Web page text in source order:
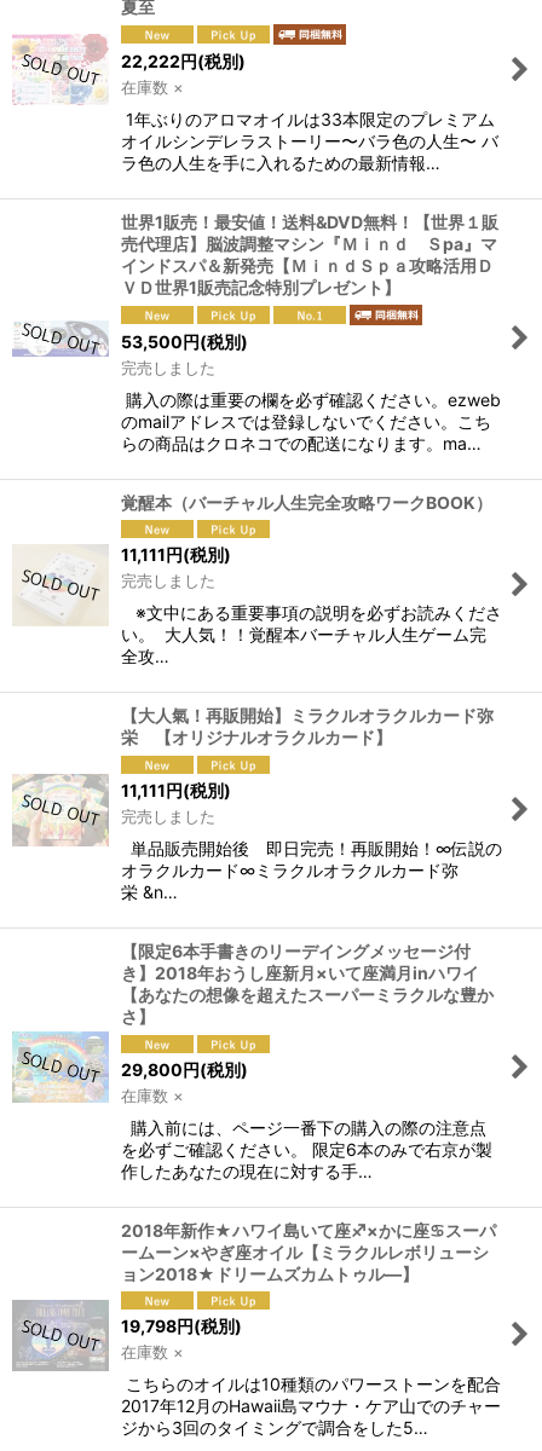
夏至
22,222円(税別)
在庫数 ×
1年ぶりのアロマオイルは33本限定のプレミアム
オイルシンデレラストーリー〜バラ色の人生〜 バ
ラ色の人生を手に入れるための最新情報…
世界1販売！最安値！送料&DVD無料！【世界１販
売代理店】脳波調整マシン『Ｍｉｎｄ Ｓpa』マ
インドスパ＆新発売【ＭｉｎｄＳｐａ攻略活用Ｄ
ＶＤ世界1販売記念特別プレゼント】
53,500円(税別)
完売しました
購入の際は重要の欄を必ず確認ください。ezweb
のmailアドレスでは登録しないでください。こち
らの商品はクロネコでの配送になります。ma…
覚醒本（バーチャル人生完全攻略ワークBOOK）
11,111円(税別)
完売しました
※文中にある重要事項の説明を必ずお読みくださ
い。 大人気！！覚醒本バーチャル人生ゲーム完
全攻…
【大人氣！再販開始】ミラクルオラクルカード弥
栄 【オリジナルオラクルカード】
11,111円(税別)
完売しました
単品販売開始後 即日完売！再販開始！∞伝説の
オラクルカード∞ミラクルオラクルカード弥
栄 &n…
【限定6本手書きのリーデイングメッセージ付
き】2018年おうし座新月×いて座満月inハワイ
【あなたの想像を超えたスーパーミラクルな豊か
さ】
29,800円(税別)
在庫数 ×
購入前には、ページ一番下の購入の際の注意点
を必ずご確認ください。 限定6本のみで右京が製
作したあなたの現在に対する手…
2018年新作★ハワイ島いて座♐×かに座♋スーパ
ームーン×やぎ座オイル【ミラクルレボリューシ
ョン2018★ドリームズカムトゥル―】
19,798円(税別)
在庫数 ×
こちらのオイルは10種類のパワーストーンを配合
2017年12月のHawaii島マウナ・ケア山でのチャー
ジから3回のタイミングで調合をした5…